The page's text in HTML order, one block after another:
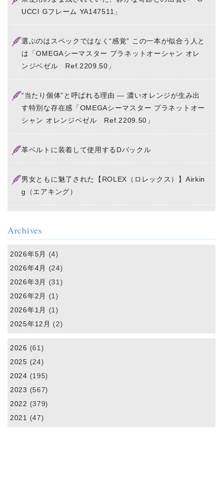
UCCI Gフレーム YA147511」
選ぶのはスペックではなく“感覚” この一本が似合う人と
は「OMEGAシーマスター プラネットオーシャン オレ
ンジベゼル Ref.2209.50」
“当たり個体”と呼ばれる理由 ― 濃いオレンジが生み出
す特別な存在感「OMEGAシーマスター プラネットオー
シャン オレンジベゼル Ref.2209.50」
革ベルトに装着して使用するDバックル
男女ともに魅了された【ROLEX（ロレックス）】Airkin
g（エアキング）
Archives
2026年5月
(4)
2026年4月
(24)
2026年3月
(31)
2026年2月
(1)
2026年1月
(1)
2025年12月 (2)
2026 (61)
2025 (24)
2024 (195)
2023 (567)
2022 (379)
2021
(47)